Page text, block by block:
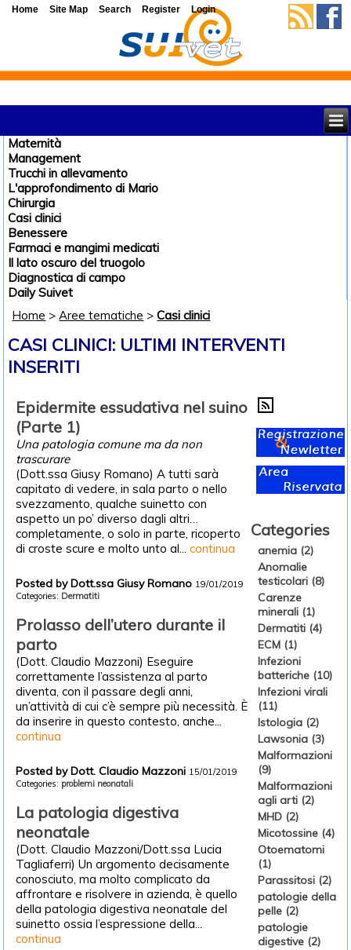
Maternità
Management
Trucchi in allevamento
L'approfondimento di Mario
Chirurgia
Casi clinici
Benessere
Farmaci e mangimi medicati
Il lato oscuro del truogolo
Diagnostica di campo
Daily Suivet
Home >Aree tematiche >Casi clinici
CASI CLINICI: ULTIMI INTERVENTI
INSERITI
Epidermite essudativa nel suino
(Parte 1)
Una patologia comune ma da non
trascurare
(Dott.ssa Giusy Romano) A tutti sarà
capitato di vedere, in sala parto o nello
svezzamento, qualche suinetto con
aspetto un po’ diverso dagli altri…
completamente, o solo in parte, ricoperto
di croste scure e molto unto al...continua
Posted by Dott.ssa Giusy Romano 19/01/2019
Categories: Dermatiti
Prolasso dell’utero durante il
parto
(Dott. Claudio Mazzoni) Eseguire
correttamente l’assistenza al parto
diventa, con il passare degli anni,
un’attività di cui c’è sempre più necessità. È
da inserire in questo contesto, anche...
continua
Posted by Dott. Claudio Mazzoni 15/01/2019
Categories: problemi neonatali
La patologia digestiva
neonatale
(Dott. Claudio Mazzoni/Dott.ssa Lucia
Tagliaferri) Un argomento decisamente
conosciuto, ma molto complicato da
affrontare e risolvere in azienda, è quello
della patologia digestiva neonatale del
suinetto ossia l’espressione della...
continua
Categories
anemia (2)
Anomalie
testicolari (8)
Carenze
minerali (1)
Dermatiti (4)
ECM (1)
Infezioni
batteriche (10)
Infezioni virali
(11)
Istologia (2)
Lawsonia (3)
Malformazioni
(9)
Malformazioni
agli arti (2)
MHD (2)
Micotossine (4)
Otoematomi
(1)
Parassitosi (2)
patologie della
pelle (2)
patologie
digestive (2)
Home Site Map Search Register Login